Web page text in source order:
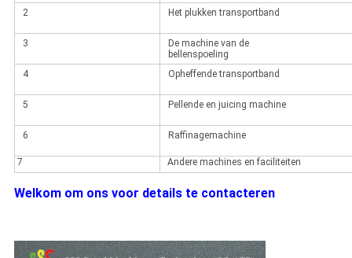
2
Het plukken transportband
3
De machine van de
bellenspoeling
4
Opheffende transportband
5 Pellende en juicing machine
6 Raffinagemachine
7 Andere machines en faciliteiten
Welkom om ons voor details te contacteren